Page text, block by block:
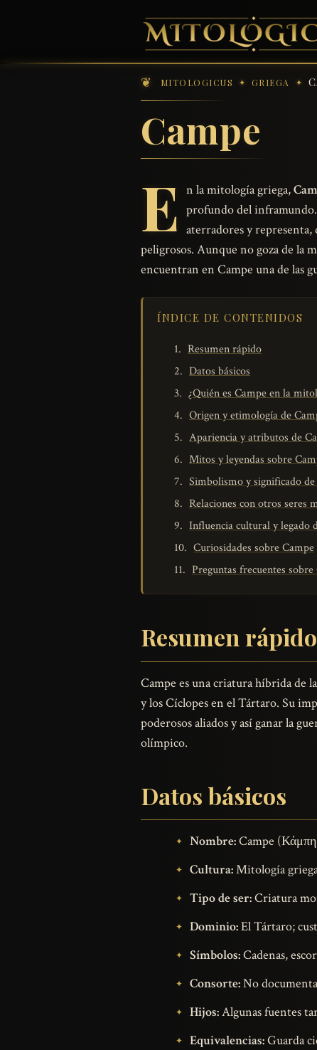
MITOLOGICUS GRIEGA
Campe
E n la mitología griega,
profundo del inframundo.
aterradores y
peligrosos. Aunque no goza de la
encuentran en Campe una de las
ÍNDICE DE CONTENIDOS
Resumen rápido
Datos básicos
¿Quién es Campe en la
Origen y etimología de
Apariencia y atributos de
Mitos y leyendas sobre
Simbolismo y significado
Relaciones con otros seres
Influencia cultural y legado
Curiosidades sobre Campe
Preguntas frecuentes sobre
Resumen rápido
Campe es una criatura híbrida de
y los Cíclopes en el Tártaro. Su
poderosos aliados y así ganar la
olímpico.
Datos básicos
Nombre:Campe
Cultura:Mitología
Tipo de ser:Criatura
Dominio:El Tártaro;
Símbolos:Cadenas,
Consorte:No
Hijos:Algunas fuentes
Equivalencias:Guarda